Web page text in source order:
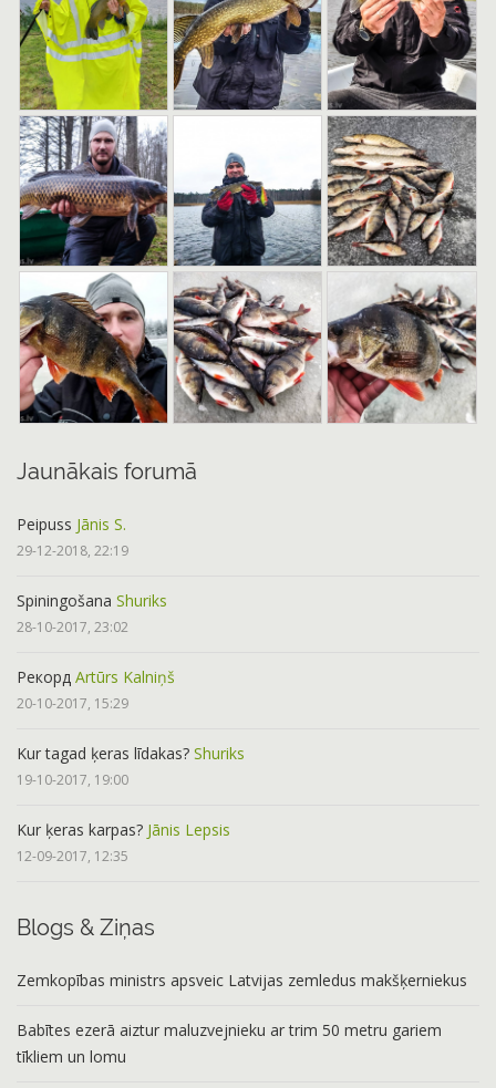
Jaunākais forumā
Peipuss Jānis S.
29-12-2018, 22:19
Spiningošana Shuriks
28-10-2017, 23:02
Рекорд Artūrs Kalniņš
20-10-2017, 15:29
Kur tagad ķeras līdakas? Shuriks
19-10-2017, 19:00
Kur ķeras karpas? Jānis Lepsis
12-09-2017, 12:35
Blogs & Ziņas
Zemkopības ministrs apsveic Latvijas zemledus makšķerniekus
Babītes ezerā aiztur maluzvejnieku ar trim 50 metru gariem
tīkliem un lomu